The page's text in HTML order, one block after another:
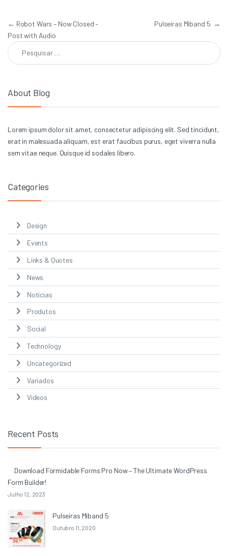
Navegação de artigos
← Robot Wars – Now Closed –
Post with Audio
Pulseiras Miband 5 →
Pesquisar por:
About Blog
Lorem ipsum dolor sit amet, consectetur adipiscing elit. Sed tincidunt,
erat in malesuada aliquam, est erat faucibus purus, eget viverra nulla
sem vitae neque. Quisque id sodales libero.
Categories
Design
Events
Links & Quotes
News
Notícias
Produtos
Social
Technology
Uncategorized
Variados
Videos
Recent Posts
Download Formidable Forms Pro Now – The Ultimate WordPress
Form Builder!
Julho 12, 2023
Pulseiras Miband 5
Outubro 11, 2020